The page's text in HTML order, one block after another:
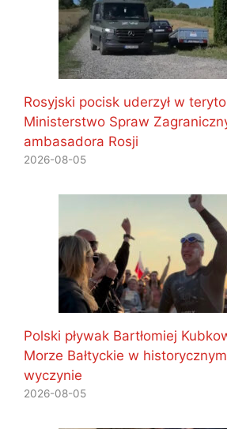
Rosyjski pocisk uderzył w
Ministerstwo Spraw
ambasadora Rosji
2026-08-05
Polski pływak Bartłomiej
Morze Bałtyckie w
wyczynie
2026-08-05